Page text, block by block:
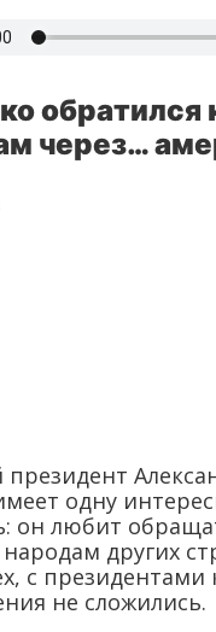
обратился
через…
президент
одну
он любит
других
с президентами
не сложились.